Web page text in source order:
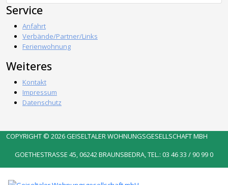
Service
Anfahrt
Verbände/Partner/Links
Ferienwohnung
Weiteres
Kontakt
Impressum
Datenschutz
COPYRIGHT © 2026 GEISELTALER WOHNUNGSGESELLSCHAFT MBH
GOETHESTRASSE 45, 06242 BRAUNSBEDRA, TEL.: 03 46 33 / 90 99 0